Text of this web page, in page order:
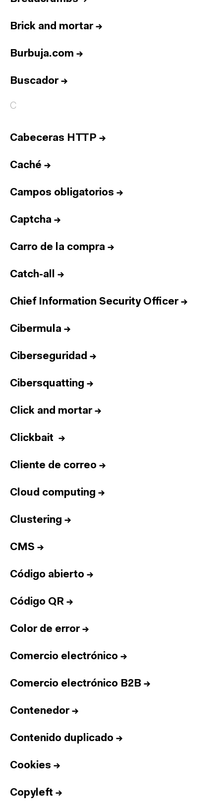
Brick and mortar→
Burbuja.com →
Buscador→
C
Cabeceras HTTP →
Caché →
Campos obligatorios →
Captcha →
Carro de la compra →
Catch-all →
Chief Information Security Officer→
Cibermula →
Ciberseguridad →
Cibersquatting →
Click and mortar→
Clickbait →
Cliente de correo →
Cloud computing →
Clustering →
CMS →
Código abierto →
Código QR →
Color de error→
Comercio electrónico →
Comercio electrónico B2B →
Contenedor→
Contenido duplicado →
Cookies →
Copyleft →